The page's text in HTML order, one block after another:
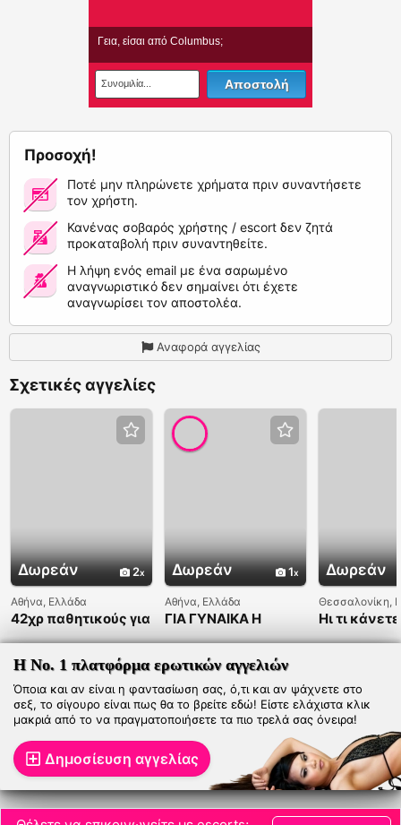
Προσοχή!
Ποτέ μην πληρώνετε χρήματα πριν συναντήσετε
τον χρήστη.
Κανένας σοβαρός χρήστης / escort δεν ζητά
προκαταβολή πριν συναντηθείτε.
Η λήψη ενός email με ένα σαρωμένο
αναγνωριστικό δεν σημαίνει ότι έχετε
αναγνωρίσει τον αποστολέα.
Αναφορά αγγελίας
Σχετικές αγγελίες
Δωρεάν 2
Αθήνα, Ελλάδα
42χρ παθητικούς για
Δωρεάν 1
Αθήνα, Ελλάδα
ΓΙΑ ΓΥΝΑΙΚΑ Η
ΠΕΡΝΑΜΕ ΚΑΛΑ
Δωρεάν
Θεσσαλονίκη,
Ηι τι κάνετε
Η Νο. 1 πλατφόρμα ερωτικών αγγελιών
Όποια και αν είναι η φαντασίωση σας, ό,τι και αν ψάχνετε στο
σεξ, το σίγουρο είναι πως θα το βρείτε εδώ! Είστε ελάχιστα κλικ
μακριά από το να πραγματοποιήσετε τα πιο τρελά σας όνειρα!
Δημοσίευση αγγελίας